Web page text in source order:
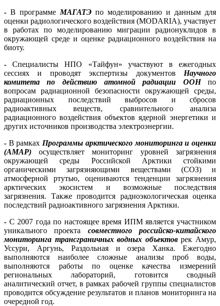
- В программе МАГАТЭ по моделированию и данным для
оценки радиологического воздействия (MODARIA), участвует
в работах по моделированию миграции радионуклидов в
окружающей среде и оценке радиационного воздействия на
биоту.
-Специалисты НПО «Тайфун» участвуют в ежегодных
сессиях и проводят экспертизы документов Научного
комитета по действию атомной радиации ООНпо
вопросам радиационной безопасности окружающей среды,
радиационных последствий выбросов и сбросов
радиоактивных веществ, сравнительного анализа
радиационного воздействия объектов ядерной энергетики и
других источников производства электроэнергии.
- В рамках Программы арктического мониторинга и оценки
(АМАР) осуществляет мониторинг уровней загрязнения
окружающей среды Российской Арктики стойкими
органическими загрязняющими веществами (СОЗ) и
атмосферной ртутью, оцениваются тенденции загрязнения
арктических экосистем и возможные последствия
загрязнения. Также проводится радиоэкологическая оценка
последствий радиоактивного загрязнения Арктики.
- С 2007 года по настоящее время ИПМ является участником
уникального проекта совместного российско-китайского
мониторинга трансграничных водных объектоврек Амур,
Уссури, Аргунь, Раздольная и озера Ханка. Ежегодно
выполняются наиболее сложные анализы проб воды,
выполняются работы по оценке качества измерений
региональных лабораторий, готовится сводный
аналитический отчет, в рамках рабочей группы специалистов
проводится обсуждение результатов и планов мониторинга на
очередной год.